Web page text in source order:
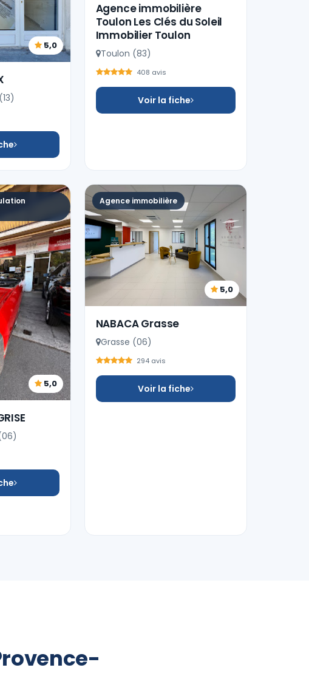
5,0
Agence immobilière
Toulon Les Clés du Soleil
Immobilier Toulon
Toulon (83)
408 avis
Voir la fiche
5,0
Agence immobilière
5,0
NABACA Grasse
Grasse (06)
294 avis
Voir la fiche